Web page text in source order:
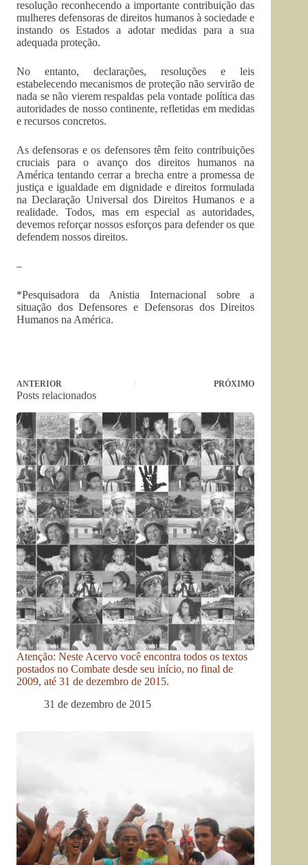
resolução reconhecendo a importante contribuição das
mulheres defensoras de direitos humanos à sociedade e
instando os Estados a adotar medidas para a sua
adequada proteção.
No entanto, declarações, resoluções e leis
estabelecendo mecanismos de proteção não servirão de
nada se não vierem respaldas pela vontade política das
autoridades de nosso continente, refletidas em medidas
e recursos concretos.
As defensoras e os defensores têm feito contribuições
cruciais para o avanço dos direitos humanos na
América tentando cerrar a brecha entre a promessa de
justiça e igualdade em dignidade e direitos formulada
na Declaração Universal dos Direitos Humanos e a
realidade. Todos, mas em especial as autoridades,
devemos reforçar nossos esforços para defender os que
defendem nossos direitos.
–
*Pesquisadora da Anistia Internacional sobre a
situação dos Defensores e Defensoras dos Direitos
Humanos na América.
ANTERIOR PRÓXIMO
Posts relacionados
Atenção: Neste Acervo você encontra todos os textos
postados no Combate desde seu início, no final de
2009, até 31 de dezembro de 2015.
31 de dezembro de 2015